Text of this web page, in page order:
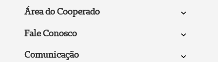
Área do Cooperado
Fale Conosco
Comunicação